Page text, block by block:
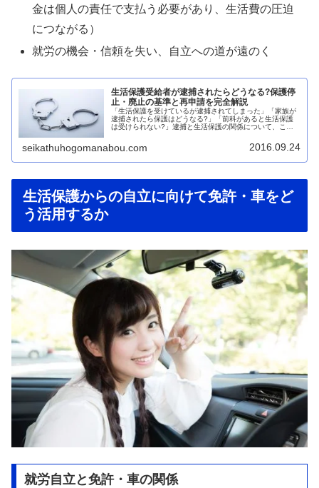
金は個人の責任で支払う必要があり、生活費の圧迫
につながる）
就労の機会・信頼を失い、自立への道が遠のく
生活保護受給者が逮捕されたらどうなる?保護停
止・廃止の基準と再申請を完全解説
「生活保護を受けているが逮捕されてしまった」「家族が
逮捕されたら保護はどうなる?」「前科があると生活保護
は受けられない?」逮捕と生活保護の関係について、こう
seikathuhogomanabou.com 2016.09.24
生活保護からの自立に向けて免許・車をど
う活用するか
就労自立と免許・車の関係